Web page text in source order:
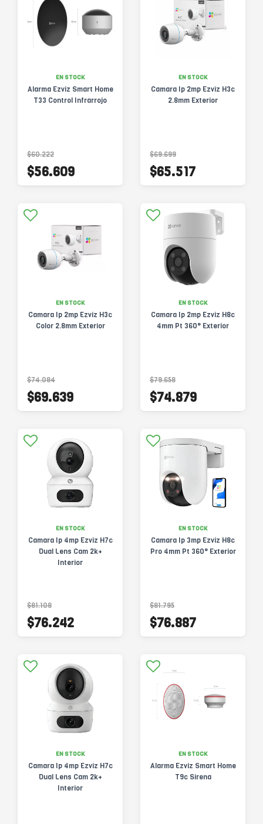
EN STOCK
Alarma Ezviz Smart Home
T33 Control Infrarrojo
$60.222
$56.609
EN STOCK
Camara Ip 2mp Ezviz H3c
2.8mm Exterior
$69.699
$65.517
EN STOCK
Camara Ip 2mp Ezviz H3c
Color 2.8mm Exterior
$74.084
$69.639
EN STOCK
Camara Ip 2mp Ezviz H8c
4mm Pt 360° Exterior
$79.658
$74.879
EN STOCK
Camara Ip 4mp Ezviz H7c
Dual Lens Cam 2k+
Interior
$81.108
$76.242
EN STOCK
Camara Ip 3mp Ezviz H8c
Pro 4mm Pt 360° Exterior
$81.795
$76.887
EN STOCK
Camara Ip 4mp Ezviz H7c
Dual Lens Cam 2k+
Interior
EN STOCK
Alarma Ezviz Smart Home
T9c Sirena